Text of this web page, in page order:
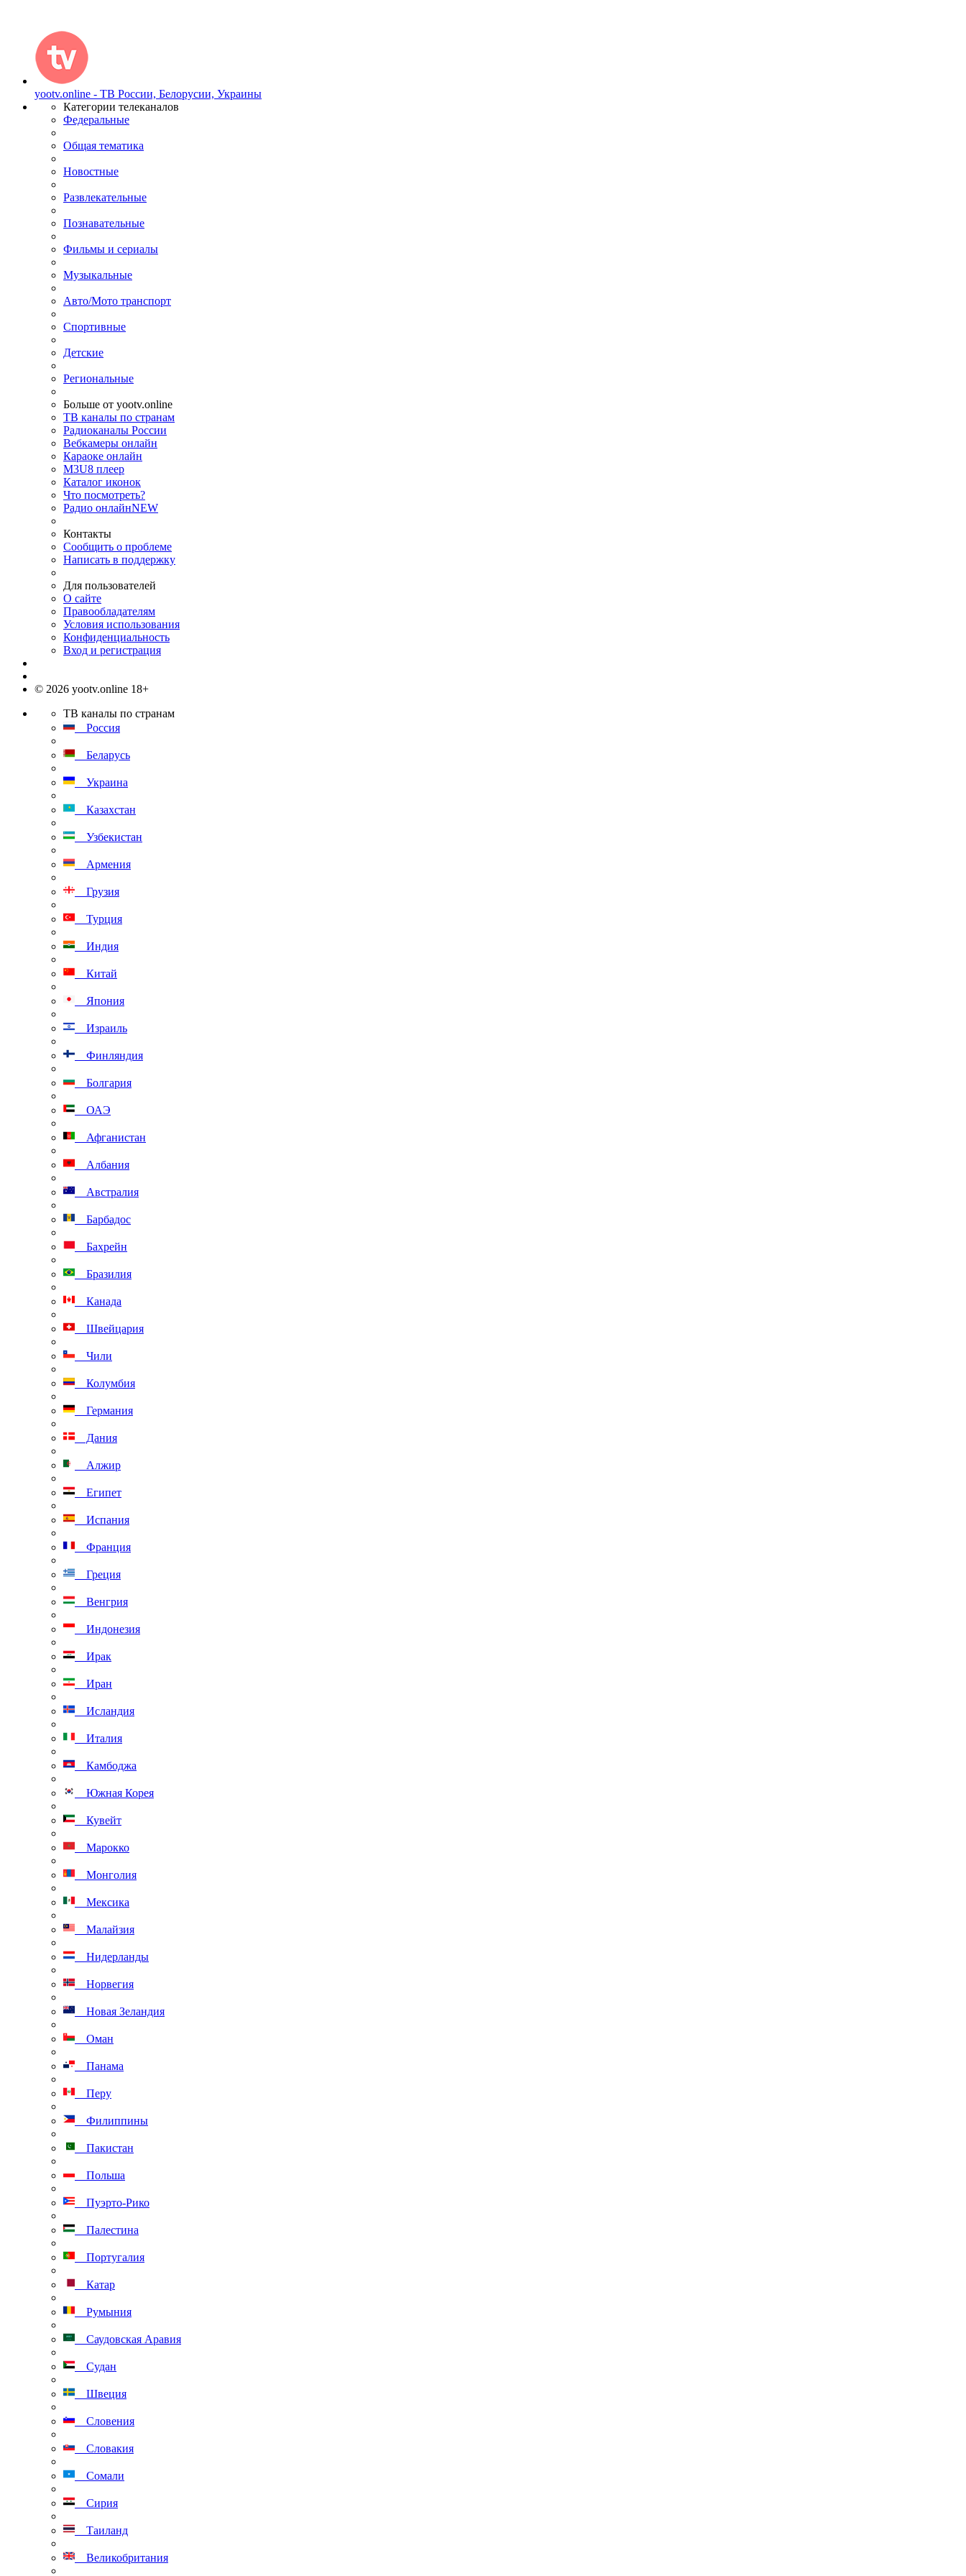
yootv.online - ТВ России, Белорусии, Украины
Категории телеканалов
Федеральные
Общая тематика
Новостные
Развлекательные
Познавательные
Фильмы и сериалы
Музыкальные
Авто/Мото транспорт
Спортивные
Детские
Региональные
Больше от yootv.online
ТВ каналы по странам
Радиоканалы России
Вебкамеры онлайн
Караоке онлайн
M3U8 плеер
Каталог иконок
Что посмотреть?
Радио онлайнNEW
Контакты
Сообщить о проблеме
Написать в поддержку
Для пользователей
О сайте
Правообладателям
Условия использования
Конфиденциальность
Вход и регистрация
© 2026 yootv.online 18+
ТВ каналы по странам
Россия
Беларусь
Украина
Казахстан
Узбекистан
Армения
Грузия
Турция
Индия
Китай
Япония
Израиль
Финляндия
Болгария
ОАЭ
Афганистан
Албания
Австралия
Барбадос
Бахрейн
Бразилия
Канада
Швейцария
Чили
Колумбия
Германия
Дания
Алжир
Египет
Испания
Франция
Греция
Венгрия
Индонезия
Ирак
Иран
Исландия
Италия
Камбоджа
Южная Корея
Кувейт
Марокко
Монголия
Мексика
Малайзия
Нидерланды
Норвегия
Новая Зеландия
Оман
Панама
Перу
Филиппины
Пакистан
Польша
Пуэрто-Рико
Палестина
Португалия
Катар
Румыния
Саудовская Аравия
Судан
Швеция
Словения
Словакия
Сомали
Сирия
Таиланд
Великобритания